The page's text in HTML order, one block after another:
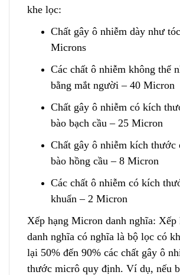
khe lọc:
Chất gây ô nhiễm dày như
Microns
Các chất ô nhiễm không thể
bằng mắt người – 40 Micron
Chất gây ô nhiễm có kích th
bào bạch cầu – 25 Micron
Chất gây ô nhiễm kích thước
bào hồng cầu – 8 Micron
Các chất ô nhiễm có kích
khuẩn – 2 Micron
Xếp hạng Micron danh nghĩa: Xếp
danh nghĩa có nghĩa là bộ lọc có
lại 50% đến 90% các chất gây ô
thước micrô quy định. Ví dụ, nếu